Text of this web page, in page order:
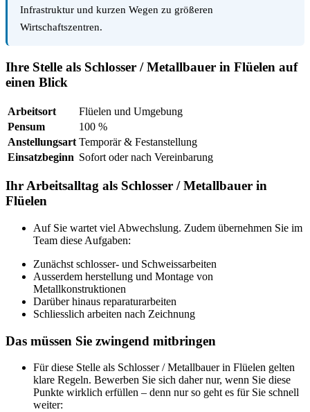
Infrastruktur und kurzen Wegen zu größeren
Wirtschaftszentren.
Ihre Stelle als Schlosser / Metallbauer in Flüelen auf
einen Blick
Arbeitsort
Flüelen und Umgebung
Pensum
100 %
Anstellungsart Temporär & Festanstellung
Einsatzbeginn Sofort oder nach Vereinbarung
Ihr Arbeitsalltag als Schlosser / Metallbauer in
Flüelen
Auf Sie wartet viel Abwechslung. Zudem übernehmen Sie im
Team diese Aufgaben:
Zunächst schlosser- und Schweissarbeiten
Ausserdem herstellung und Montage von
Metallkonstruktionen
Darüber hinaus reparaturarbeiten
Schliesslich arbeiten nach Zeichnung
Das müssen Sie zwingend mitbringen
Für diese Stelle als Schlosser / Metallbauer in Flüelen gelten
klare Regeln. Bewerben Sie sich daher nur, wenn Sie diese
Punkte wirklich erfüllen – denn nur so geht es für Sie schnell
weiter: